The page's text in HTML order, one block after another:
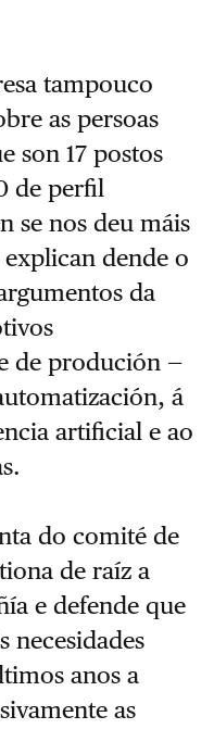
tampouco
as persoas
son 17 postos
de perfil
se nos deu máis
dende o
da
de produción —
á
artificial e ao
do comité de
de raíz a
e defende que
necesidades
anos a
as